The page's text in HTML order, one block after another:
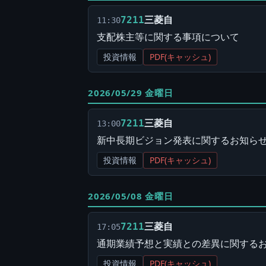
11:307211三菱自
支配株主等に関する事項について
投資情報 PDF(キャッシュ)
2026/05/29 金曜日
13:007211三菱自
新中長期ビジョン発表に関するお知ら
投資情報 PDF(キャッシュ)
2026/05/08 金曜日
17:057211三菱自
通期業績予想と実績との差異に関する
投資情報 PDF(キャッシュ)